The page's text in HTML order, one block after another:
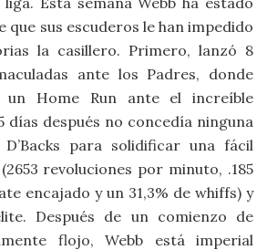
que sus escuderos le han impedido
la casillero. Primero, lanzó 8
ante los Padres, donde
un Home Run ante el increíble
días después no concedía ninguna
para solidificar una fácil
revoluciones por minuto, .185
encajado y un 31,3% de whiffs) y
Después de un comienzo de
flojo, Webb está imperial